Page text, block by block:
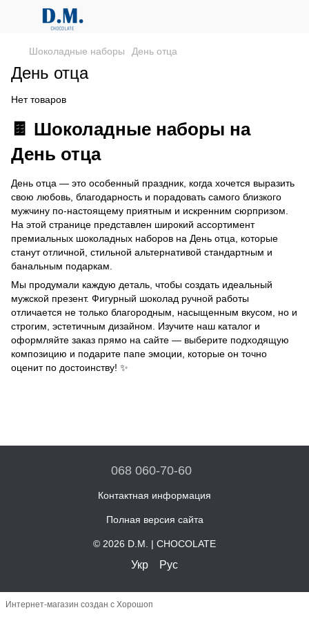
Шоколадные наборы День отца
День отца
Нет товаров
🍫 Шоколадные наборы на
День отца
День отца — это особенный праздник, когда хочется выразить
свою любовь, благодарность и порадовать самого близкого
мужчину по-настоящему приятным и искренним сюрпризом.
На этой странице представлен широкий ассортимент
премиальных шоколадных наборов на День отца, которые
станут отличной, стильной альтернативой стандартным и
банальным подаркам.
Мы продумали каждую деталь, чтобы создать идеальный
мужской презент. Фигурный шоколад ручной работы
отличается не только благородным, насыщенным вкусом, но и
строгим, эстетичным дизайном. Изучите наш каталог и
оформляйте заказ прямо на сайте — выберите подходящую
композицию и подарите папе эмоции, которые он точно
оценит по достоинству! ✨
068 060-70-60
Контактная информация
Полная версия сайта
© 2026 D.M. | CHOCOLATE
Укр Рус
Интернет-магазин создан с Хорошоп